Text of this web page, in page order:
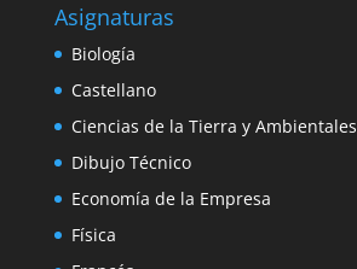
Asignaturas
Biología
Castellano
Ciencias de la Tierra y Ambientales
Dibujo Técnico
Economía de la Empresa
Física